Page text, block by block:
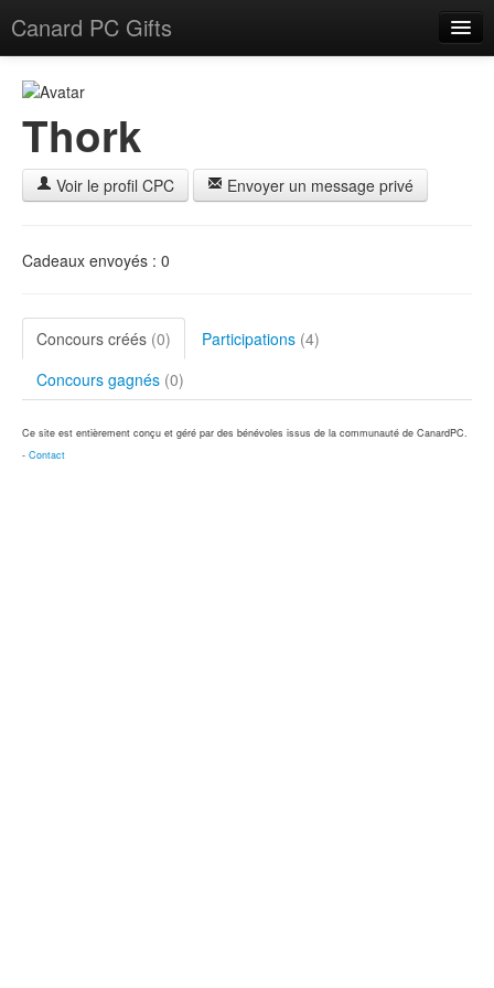
Canard PC Gifts
Connexion
Thork
Voir le profil CPC Envoyer un message privé
Cadeaux envoyés : 0
Concours créés (0) Participations (4)
Concours gagnés (0)
Ce site est entièrement conçu et géré par des bénévoles issus de la communauté de CanardPC.
- Contact